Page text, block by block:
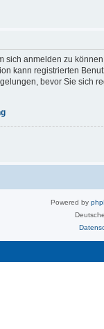
sich anmelden zu
kann registrierten
bevor Sie sich
Powered by